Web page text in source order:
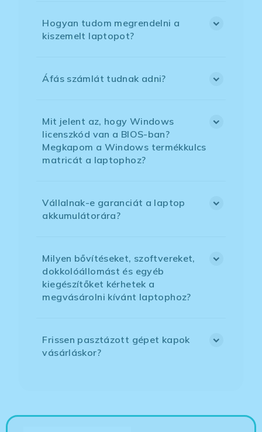
Hogyan tudom megrendelni a
kiszemelt laptopot?
Áfás számlát tudnak adni?
Mit jelent az, hogy Windows
licenszkód van a BIOS-ban?
Megkapom a Windows termékkulcs
matricát a laptophoz?
Vállalnak-e garanciát a laptop
akkumulátorára?
Milyen bővítéseket, szoftvereket,
dokkolóállomást és egyéb
kiegészítőket kérhetek a
megvásárolni kívánt laptophoz?
Frissen pasztázott gépet kapok
vásárláskor?